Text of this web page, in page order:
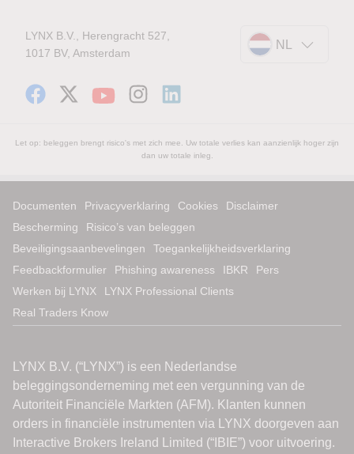
LYNX B.V., Herengracht 527,
1017 BV, Amsterdam
NL
Let op: beleggen brengt risico's met zich mee. Uw totale verlies kan aanzienlijk hoger zijn
dan uw totale inleg.
Documenten Privacyverklaring Cookies
Disclaimer
Bescherming
Risico’s van beleggen
Beveiligingsaanbevelingen
Toegankelijkheidsverklaring
Feedbackformulier
Phishing awareness IBKR
Pers
Werken bij LYNX
LYNX Professional Clients
Real Traders Know